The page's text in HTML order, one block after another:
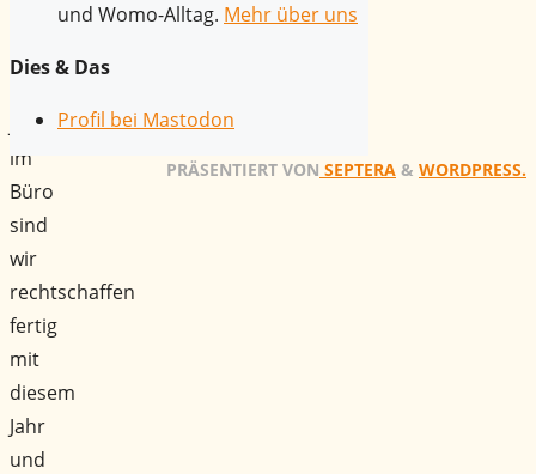
Arbeitstagen
zwischen
Jahren
im
Büro
sind
wir
rechtschaffen
fertig
mit
diesem
Jahr
und
und Womo-Alltag. Mehr über uns
Dies & Das
Profil bei Mastodon
PRÄSENTIERT VON SEPTERA & WORDPRESS.